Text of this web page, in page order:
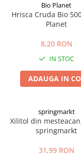
Bio Planet
Hrisca Cruda Bio
Planet
8,20 RON
IN STOC
ADAUGA IN
springmarkt
Xilitol din
springmarkt
31,99 RON